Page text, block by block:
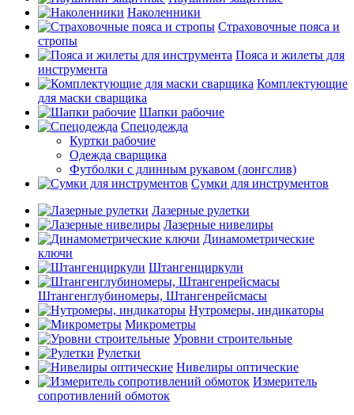
Наколенники
Страховочные пояса и
стропы
Пояса и жилеты для
инструмента
Комплектующие
для маски сварщика
Шапки рабочие
Спецодежда
Куртки рабочие
Одежда сварщика
Футболки с длинным рукавом (лонгслив)
Сумки для инструментов
Лазерные рулетки
Лазерные нивелиры
Динамометрические
ключи
Штангенциркули
Штангенглубиномеры, Штангенрейсмасы
Нутромеры, индикаторы
Микрометры
Уровни строительные
Рулетки
Нивелиры оптические
Измеритель
сопротивлений обмоток